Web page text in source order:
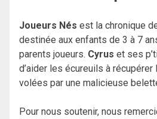
Joueurs Nés est la chronique
destinée aux enfants de 3 à 7
parents joueurs. Cyrus et ses
d’aider les écureuils à
volées par une malicieuse
Pour nous soutenir, nous